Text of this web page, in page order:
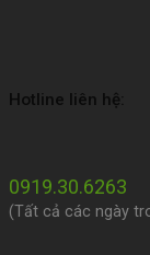
Hotline liên hệ:
0919.30.6263
(Tất cả các ngày